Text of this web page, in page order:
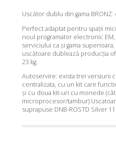
Uscător dublu din gama
Perfect adaptat pentru spații
noul programator electronic
serviciului ca și gama
uscătoare dublează producția
23 kg.
Autoservire: exista trei versiuni
centralizata, cu un kit care
și cu doua kit-uri cu monede
microprocesor/tambur)
suprapuse DNB-ROSTD Silver